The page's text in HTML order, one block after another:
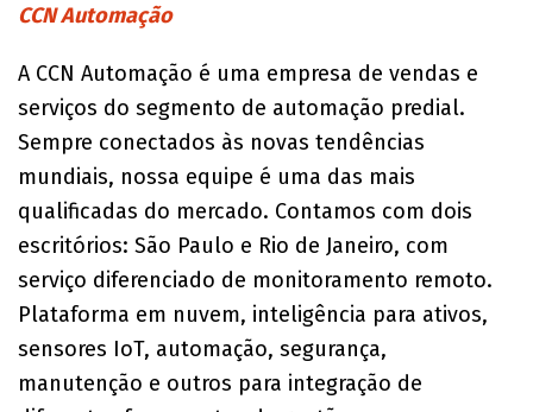
CCN Automação
A CCN Automação é uma empresa de vendas e
serviços do segmento de automação predial.
Sempre conectados às novas tendências
mundiais, nossa equipe é uma das mais
qualificadas do mercado. Contamos com dois
escritórios: São Paulo e Rio de Janeiro, com
serviço diferenciado de monitoramento remoto.
Plataforma em nuvem, inteligência para ativos,
sensores IoT, automação, segurança,
manutenção e outros para integração de